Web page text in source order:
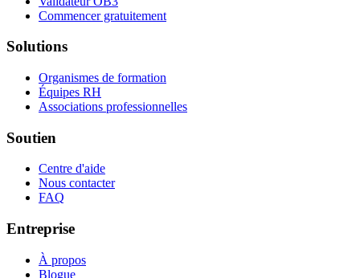
Commencer gratuitement
Solutions
Organismes de formation
Équipes RH
Associations professionnelles
Soutien
Centre d'aide
Nous contacter
FAQ
Entreprise
À propos
Blogue